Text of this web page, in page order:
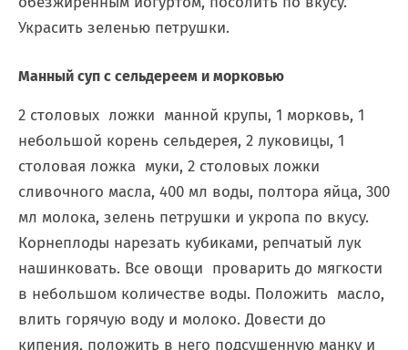
Украсить зеленью петрушки.
Манный суп с сельдереем и морковью
2 столовых ложки манной крупы, 1 морковь, 1
небольшой корень сельдерея, 2 луковицы, 1
столовая ложка муки, 2 столовых ложки
сливочного масла, 400 мл воды, полтора яйца, 300
мл молока, зелень петрушки и укропа по вкусу.
Корнеплоды нарезать кубиками, репчатый лук
нашинковать. Все овощи проварить до мягкости
в небольшом количестве воды. Положить масло,
влить горячую воду и молоко. Довести до
кипения, положить в него подсушенную манку и